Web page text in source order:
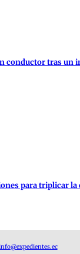
conductor tras un
para triplicar